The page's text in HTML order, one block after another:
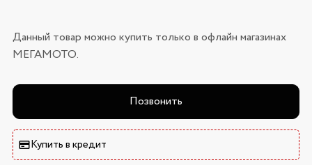
Данный товар можно купить только в офлайн магазинах
МЕГАМОТО.
Позвонить
Купить в кредит